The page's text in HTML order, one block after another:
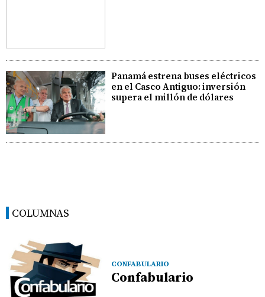
Panamá estrena buses eléctricos
en el Casco Antiguo: inversión
supera el millón de dólares
COLUMNAS
CONFABULARIO
Confabulario